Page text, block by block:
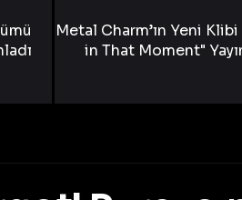
Metal Charm’ın Yeni
in That Moment"